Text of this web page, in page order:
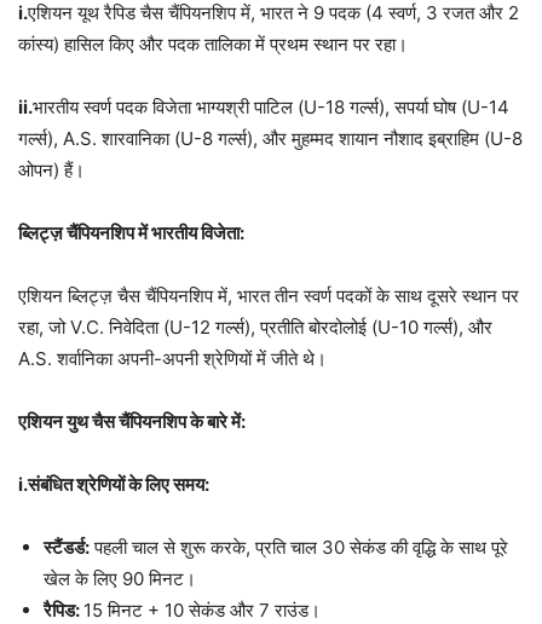
i.एशियन यूथ रैपिड चैस चैंपियनशिप में, भारत ने 9 पदक (4 स्वर्ण, 3 रजत और 2
कांस्य) हासिल किए और पदक तालिका में प्रथम स्थान पर रहा।
ii.भारतीय स्वर्ण पदक विजेता भाग्यश्री पाटिल (U-18 गर्ल्स), सपर्या घोष (U-14
गर्ल्स), A.S. शारवानिका (U-8 गर्ल्स), और मुहम्मद शायान नौशाद इब्राहिम (U-8
ओपन) हैं।
ब्लिट्ज़ चैंपियनशिप में भारतीय विजेता:
एशियन ब्लिट्ज़ चैस चैंपियनशिप में, भारत तीन स्वर्ण पदकों के साथ दूसरे स्थान पर
रहा, जो V.C. निवेदिता (U-12 गर्ल्स), प्रतीति बोरदोलोई (U-10 गर्ल्स), और
A.S. शर्वानिका अपनी-अपनी श्रेणियों में जीते थे।
एशियन युथ चैस चैंपियनशिप के बारे में:
i.संबंधित श्रेणियों के लिए समय:
स्टैंडर्ड:पहली चाल से शुरू करके, प्रति चाल 30 सेकंड की वृद्धि के साथ पूरे
खेल के लिए 90 मिनट।
रैपिड: 15 मिनट + 10 सेकंड और 7 राउंड।